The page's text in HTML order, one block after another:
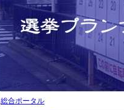
総合ポータル